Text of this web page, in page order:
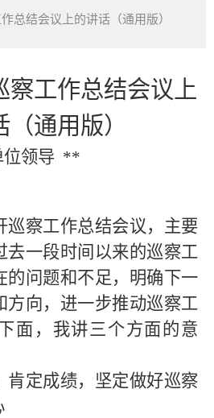
总结会议上的讲话（通用版）
察工作总结会议上
（通用版）
位领导 **
察工作总结会议，主要
去一段时间以来的巡察工
的问题和不足，明确下一
方向，进一步推动巡察工
面，我讲三个方面的意
肯定成绩，坚定做好巡察